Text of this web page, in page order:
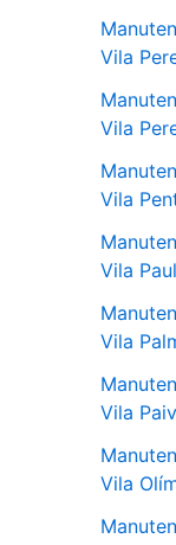
Vila
Vila
Vila
Vila
Vila
Vila
Vila